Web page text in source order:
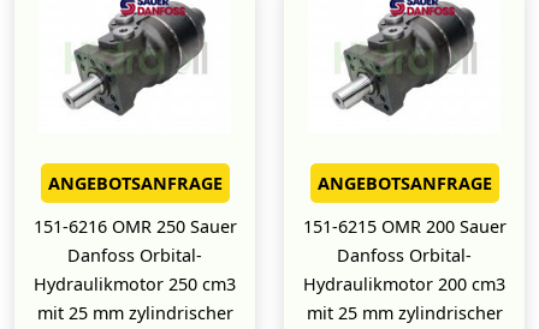
ANGEBOTSANFRAGE
151-6216 OMR 250 Sauer
Danfoss Orbital-
Hydraulikmotor 250 cm3
mit 25 mm zylindrischer
ANGEBOTSANFRAGE
151-6215 OMR 200 Sauer
Danfoss Orbital-
Hydraulikmotor 200 cm3
mit 25 mm zylindrischer